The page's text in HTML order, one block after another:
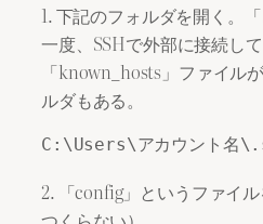
1. 下記のフォルダを開く。
一度、SSHで外部に接続して
「known_hosts」ファイル
ルダもある。
C:\Users\アカウント名
2. 「config」というファイル